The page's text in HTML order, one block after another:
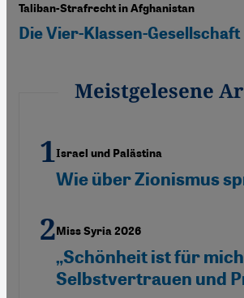
Taliban-Strafrecht in Afghanistan
Die Vier-Klassen-Gesellschaft
Meistgelesene
Israel und Palästina
Wie über Zionismus
Miss Syria 2026
„Schönheit ist für mich
Selbstvertrauen und